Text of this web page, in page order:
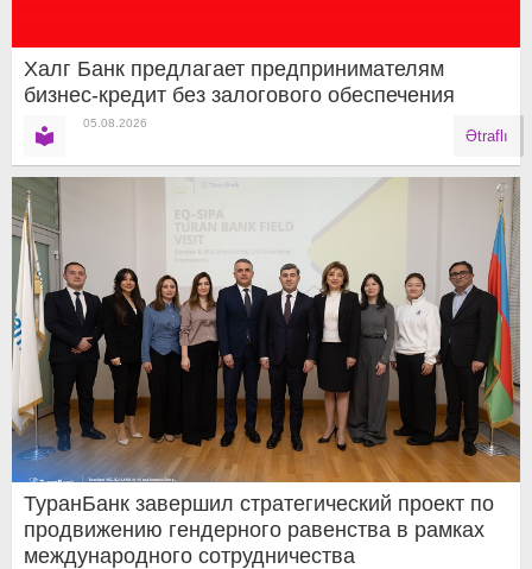
Халг Банк предлагает предпринимателям
бизнес-кредит без залогового обеспечения
05.08.2026
Ətraflı
ТуранБанк завершил стратегический проект по
продвижению гендерного равенства в рамках
международного сотрудничества